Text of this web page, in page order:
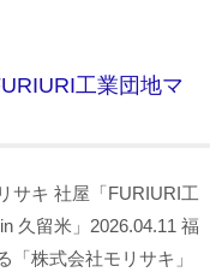
工業団地マ
サキ 社屋「FURIURI工
久留米」2026.04.11 福
「株式会社モリサキ」